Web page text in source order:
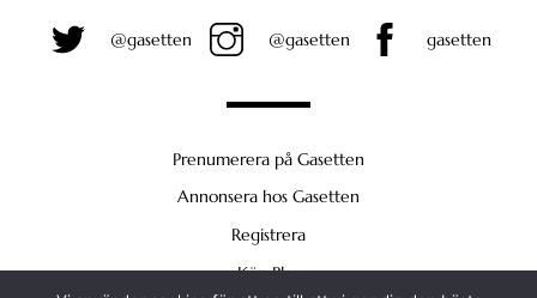
@gasetten @gasetten gasetten
Prenumerera på Gasetten
Annonsera hos Gasetten
Registrera
Köp Plus